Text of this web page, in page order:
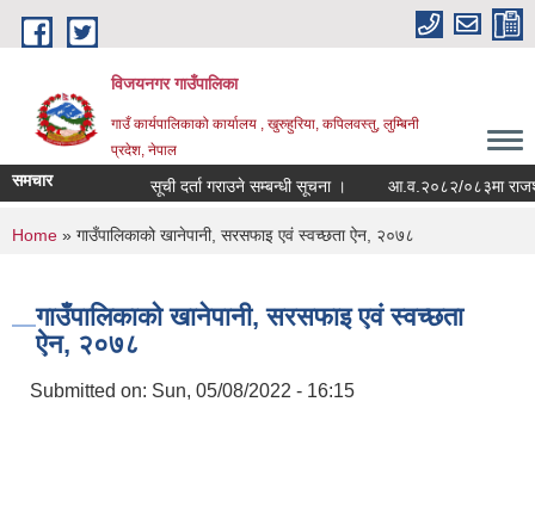
Skip to main content
विजयनगर गाउँपालिका
गाउँ कार्यपालिकाको कार्यालय , खुरुहुरिया, कपिलवस्तु, लुम्बिनी
प्रदेश, नेपाल
समचार सूची दर्ता गराउने सम्बन्धी सूचना । आ.व.२०८२/०८३मा
You are here
Home » गाउँपालिकाको खानेपानी, सरसफाइ एवं स्वच्छता ऐन, २०७८
गाउँपालिकाको खानेपानी, सरसफाइ एवं स्वच्छता
ऐन, २०७८
Submitted on: Sun, 05/08/2022 - 16:15